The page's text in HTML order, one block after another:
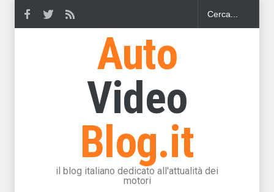
Auto
Video
Blog.it
il blog italiano dedicato all'attualità dei
motori